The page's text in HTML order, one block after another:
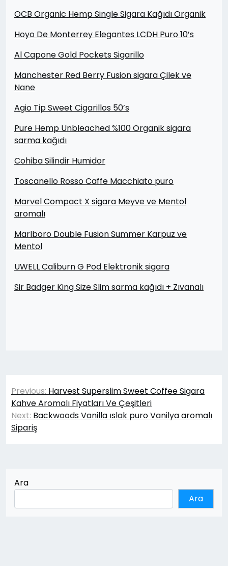
OCB Organic Hemp Single Sigara Kağıdı Organik
Hoyo De Monterrey Elegantes LCDH Puro 10’s
Al Capone Gold Pockets Sigarillo
Manchester Red Berry Fusion sigara Çilek ve
Nane
Agio Tip Sweet Cigarillos 50’s
Pure Hemp Unbleached %100 Organik sigara
sarma kağıdı
Cohiba Silindir Humidor
Toscanello Rosso Caffe Macchiato puro
Marvel Compact X sigara Meyve ve Mentol
aromalı
Marlboro Double Fusion Summer Karpuz ve
Mentol
UWELL Caliburn G Pod Elektronik sigara
Sir Badger King Size Slim sarma kağıdı + Zıvanalı
Yazı
gezinmesi
Previous: Harvest Superslim Sweet Coffee Sigara
Kahve Aromalı Fiyatları Ve Çeşitleri
Next: Backwoods Vanilla ıslak puro Vanilya aromalı
Sipariş
Ara
Ara